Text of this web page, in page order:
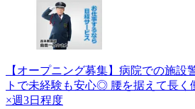
【オープニング募集】病院での施設
トで未経験も安心◎ 腰を据えて長く
×週3日程度